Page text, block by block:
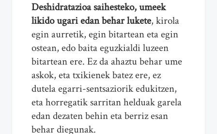
Deshidratazioa saihesteko, umeek
likido ugari edan behar lukete, kirola
egin aurretik, egin bitartean eta egin
ostean, edo baita eguzkialdi luzeen
bitartean ere. Ez da ahaztu behar ume
askok, eta txikienek batez ere, ez
dutela egarri-sentsaziorik edukitzen,
eta horregatik sarritan helduak garela
edan dezaten behin eta berriz esan
behar diegunak.